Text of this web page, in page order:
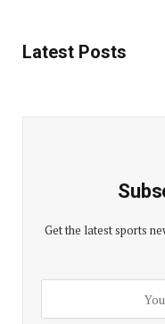
Latest Posts
Get the latest sports